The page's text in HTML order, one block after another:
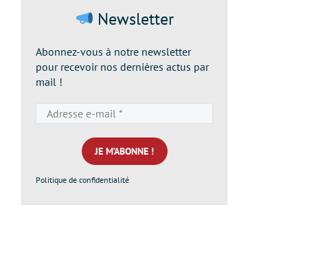
Newsletter
Abonnez-vous à notre newsletter
pour recevoir nos dernières actus par
mail !
e-
mail
*
Politique de confidentialité